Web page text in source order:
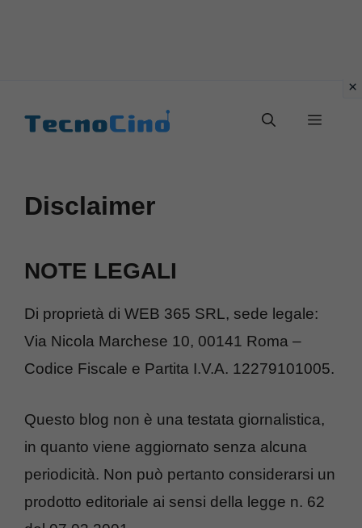
Menu
Disclaimer
NOTE LEGALI
Di proprietà di WEB 365 SRL, sede legale:
Via Nicola Marchese 10, 00141 Roma –
Codice Fiscale e Partita I.V.A. 12279101005.
Questo blog non è una testata giornalistica,
in quanto viene aggiornato senza alcuna
periodicità. Non può pertanto considerarsi un
prodotto editoriale ai sensi della legge n. 62